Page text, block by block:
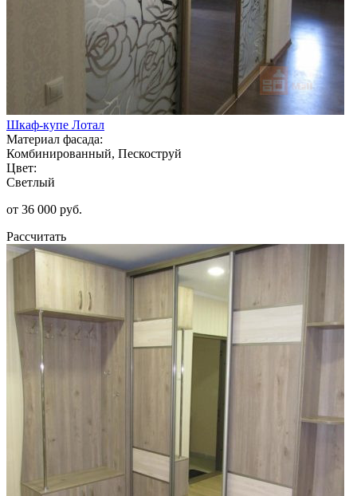
Шкаф-купе Лотал
Материал фасада:
Комбинированный, Пескоструй
Цвет:
Светлый
от 36 000 руб.
Рассчитать